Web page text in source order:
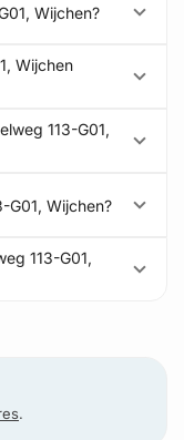
Wijchen?
Wijchen
113-G01,
G01, Wijchen?
113-G01,
.